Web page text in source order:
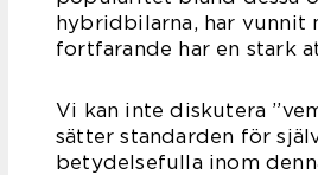
hybridbilarna, har vunnit
fortfarande har en stark
Vi kan inte diskutera
sätter standarden för
betydelsefulla inom